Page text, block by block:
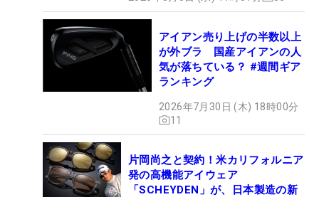
アイアン売り上げの半数以上
が外ブラ 国産アイアンの人
気が落ちている？ #週間ギア
ランキング
2026年7月30日 (木) 18時00分
11
片岡尚之と契約！米カリフォルニア
発の高機能アイウェア
「SCHEYDEN」が、日本製造の新